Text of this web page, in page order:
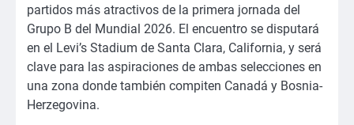
partidos más atractivos de la primera jornada del
Grupo B del Mundial 2026. El encuentro se disputará
en el Levi’s Stadium de Santa Clara, California, y será
clave para las aspiraciones de ambas selecciones en
una zona donde también compiten Canadá y Bosnia-
Herzegovina.